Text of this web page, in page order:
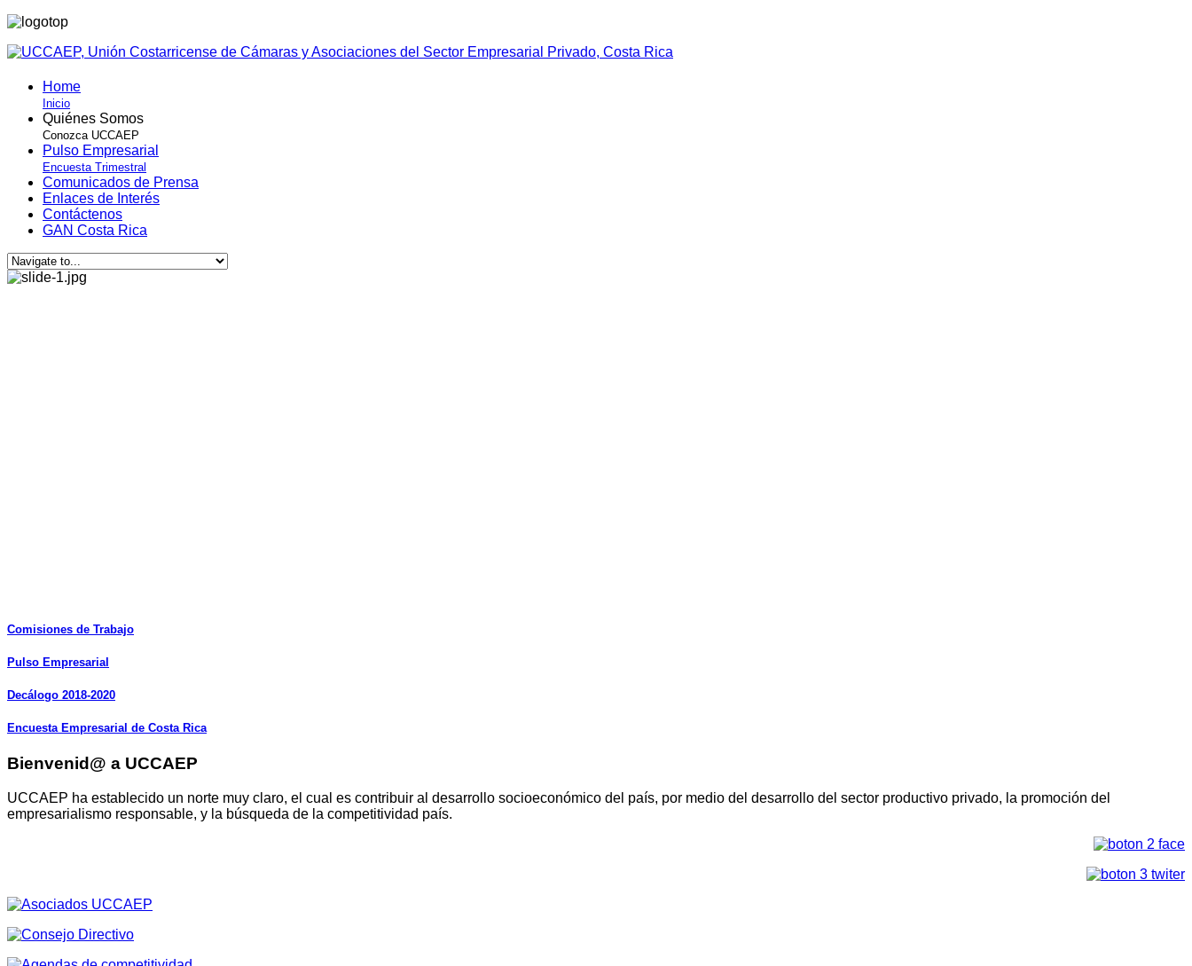
Home
Inicio
Quiénes Somos
Conozca UCCAEP
Pulso Empresarial
Encuesta Trimestral
Comunicados de Prensa
Enlaces de Interés
Contáctenos
GAN Costa Rica
Comisiones de Trabajo
Pulso Empresarial
Decálogo 2018-2020
Encuesta Empresarial de Costa Rica
Bienvenid@ a UCCAEP
UCCAEP ha establecido un norte muy claro, el cual es contribuir al desarrollo socioeconómico del país, por medio del desarrollo del sector productivo privado, la promoción del
empresarialismo responsable, y la búsqueda de la competitividad país.